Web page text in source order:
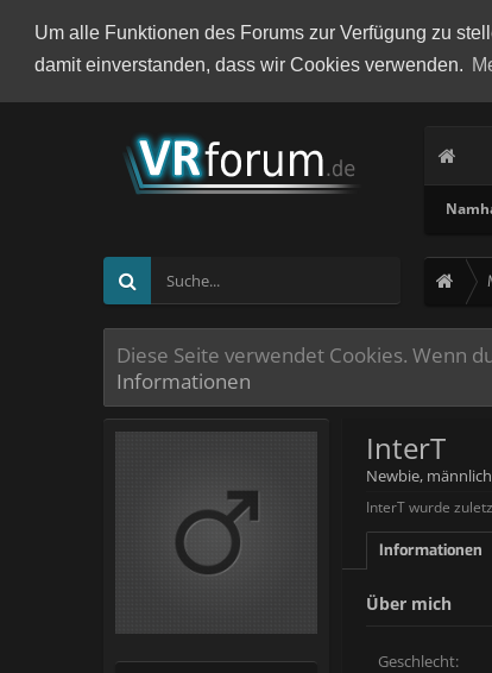
Um alle Funktionen des Forums zur Verfügung zu
damit einverstanden, dass wir Cookies verwenden.
Diese Seite verwendet Cookies. Wenn
Informationen
InterT
Newbie,
InterT wurde
Informationen
Über mich
Geschlecht: